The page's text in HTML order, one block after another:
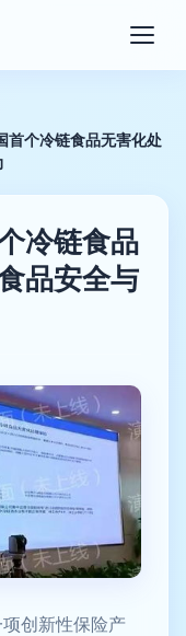
首个冷链食品无害化处
冷链食品
品安全与
创新性保险产